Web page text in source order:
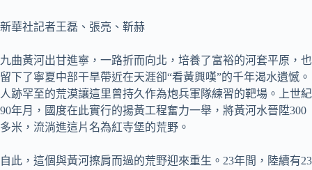
新華社記者王磊、張亮、靳赫
九曲黃河出甘進寧，一路折而向北，培養了富裕的河套平原，也
留下了寧夏中部干旱帶近在天涯卻“看黃興嘆”的千年渴水遺憾。
人跡罕至的荒漠讓這里曾持久作為炮兵軍隊練習的靶場。上世紀
90年月，國度在此實行的揚黃工程奮力一舉，將黃河水晉陞300
多米，流淌進這片名為紅寺堡的荒野。
自此，這個與黃河擦肩而過的荒野迎來重生。23年間，陸續有23